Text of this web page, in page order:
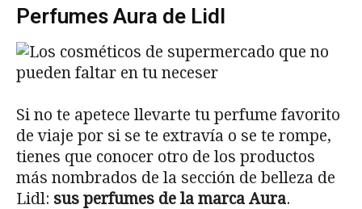
Perfumes Aura de Lidl
Si no te apetece llevarte tu perfume favorito
de viaje por si se te extravía o se te rompe,
tienes que conocer otro de los productos
más nombrados de la sección de belleza de
Lidl: sus perfumes de la marca Aura.